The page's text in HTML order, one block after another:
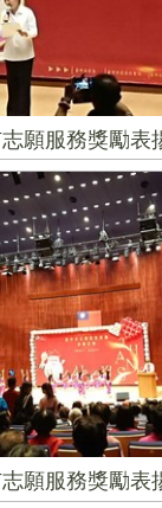
願服務獎勵表
願服務獎勵表